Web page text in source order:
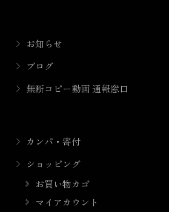
お知らせ
ブログ
無断コピー動画 通報窓口
カンパ・寄付
ショッピング
お買い物カゴ
マイアカウント